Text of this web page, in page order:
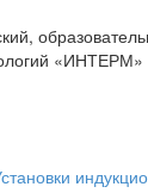
«ИНТЕРМ»